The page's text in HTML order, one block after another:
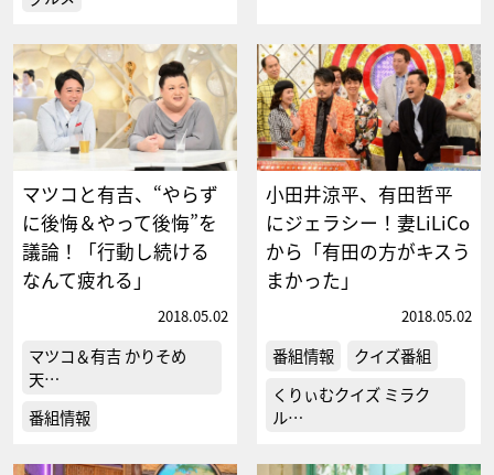
マツコと有吉、“やらず
に後悔＆やって後悔”を
議論！「行動し続ける
なんて疲れる」
2018.05.02
マツコ＆有吉 かりそめ
天…
番組情報
小田井涼平、有田哲平
にジェラシー！妻LiLiCo
から「有田の方がキスう
まかった」
2018.05.02
番組情報
クイズ番組
くりぃむクイズ ミラク
ル…